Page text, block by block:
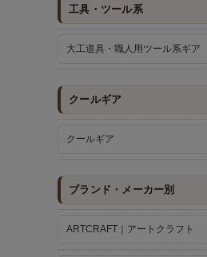
工具・ツール系
大工道具・職人用ツール系ギア
クールギア
クールギア
ブランド・メーカー別
ARTCRAFT｜アートクラフト